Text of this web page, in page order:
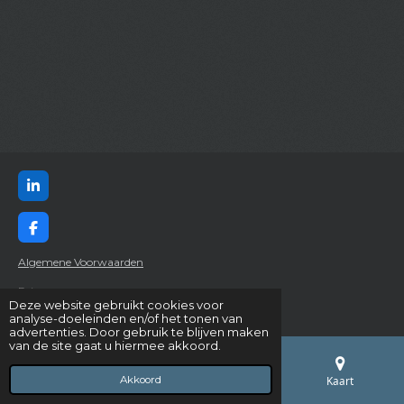
Deze website gebruikt cookies voor
analyse-doeleinden en/of het tonen van
advertenties. Door gebruik te blijven maken
van de site gaat u hiermee akkoord.
Akkoord
L
i
n
k
e
d
I
n
F
a
c
e
b
o
o
k
Algemene Voorwaarden
Privacy
© 2024 Constructie- & Machinebouw Abresch B.V.
Kaart